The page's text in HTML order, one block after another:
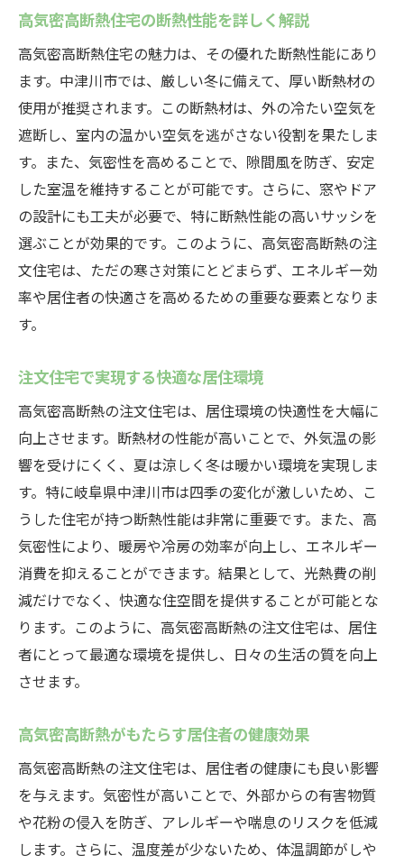
肢
高気密高断熱住宅のエコロジーな特長
中津川市の自然と調和する住まいづくり
注文住宅で実現する持続可能な生活
注文住宅で実現する中津川市の理想の住まいと
は
中津川市の住環境に適した注文住宅の特徴
理想の住まいを叶えるためのデザインポイ
ント
注文住宅が提供するカスタマイズの可能性
高性能住宅が実現する安心安全な暮らし
未来志向の住まいづくりの提案
注文住宅が提供する一年中快適なライフスタイ
ル
四季を通じた快適性を支える住宅技術
注文住宅で実現する快適な居住空間
快適なライフスタイルを支えるエネルギー
管理
高気密高断熱が生み出す生活の豊かさ
一年中快適な住まいを実現する工夫
注文住宅がもたらす家族全員の快適性
高気密高断熱住宅で実現するエネルギー効率の
エネルギー効率を高める住まいづくりの秘
訣
注文住宅で実現する省エネ効果
高気密高断熱住宅でのエネルギー管理の工
夫
高気密高断熱住宅の断熱性能を詳しく解説
高気密高断熱住宅の魅力は、その優れた断熱性能にあり
ます。中津川市では、厳しい冬に備えて、厚い断熱材の
使用が推奨されます。この断熱材は、外の冷たい空気を
遮断し、室内の温かい空気を逃がさない役割を果たしま
す。また、気密性を高めることで、隙間風を防ぎ、安定
した室温を維持することが可能です。さらに、窓やドア
の設計にも工夫が必要で、特に断熱性能の高いサッシを
選ぶことが効果的です。このように、高気密高断熱の注
文住宅は、ただの寒さ対策にとどまらず、エネルギー効
率や居住者の快適さを高めるための重要な要素となりま
す。
注文住宅で実現する快適な居住環境
高気密高断熱の注文住宅は、居住環境の快適性を大幅に
向上させます。断熱材の性能が高いことで、外気温の影
響を受けにくく、夏は涼しく冬は暖かい環境を実現しま
す。特に岐阜県中津川市は四季の変化が激しいため、こ
うした住宅が持つ断熱性能は非常に重要です。また、高
気密性により、暖房や冷房の効率が向上し、エネルギー
消費を抑えることができます。結果として、光熱費の削
減だけでなく、快適な住空間を提供することが可能とな
ります。このように、高気密高断熱の注文住宅は、居住
者にとって最適な環境を提供し、日々の生活の質を向上
させます。
高気密高断熱がもたらす居住者の健康効果
高気密高断熱の注文住宅は、居住者の健康にも良い影響
を与えます。気密性が高いことで、外部からの有害物質
や花粉の侵入を防ぎ、アレルギーや喘息のリスクを低減
します。さらに、温度差が少ないため、体温調節がしや